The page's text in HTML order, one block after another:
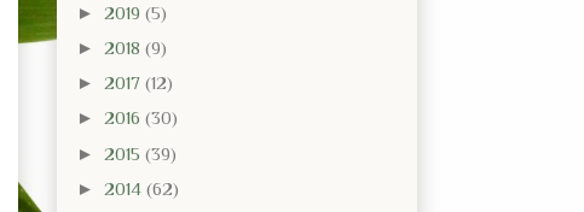
► 2019 (5)
► 2018 (9)
► 2017 (12)
► 2016 (30)
► 2015 (39)
► 2014 (62)